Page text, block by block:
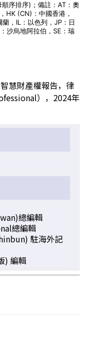
序排序)；備註：AT：奧
HK (CN)：中國香港，
，IL：以色列，JP：日
沙烏地阿拉伯，SE：瑞
慧財產權報告，律
），2024年
總編輯
總編輯
駐海外記
) 編輯